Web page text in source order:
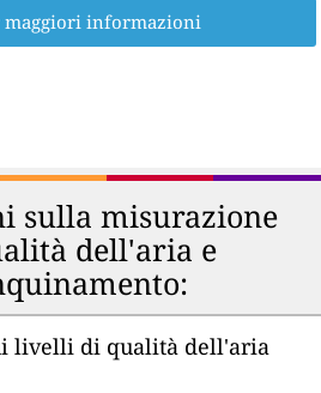
maggiori informazioni
sulla misurazione
dell'aria e
livelli di qualità dell'aria